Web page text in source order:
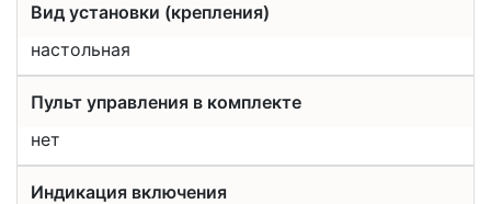
Вид установки (крепления)
настольная
Пульт управления в комплекте
нет
Индикация включения